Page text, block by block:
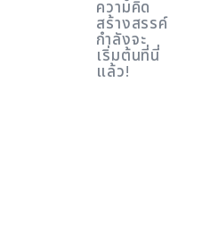
ความคิด
สร้างสรรค์
กำลังจะ
เริ่มต้นที่นี่
แล้ว!